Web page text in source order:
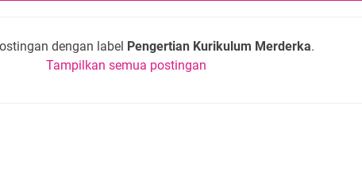
dengan label Pengertian Kurikulum Merderka.
Tampilkan semua postingan